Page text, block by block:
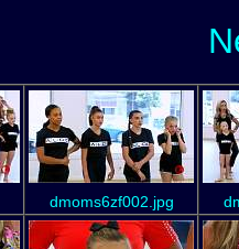
dmoms6zf002.jpg